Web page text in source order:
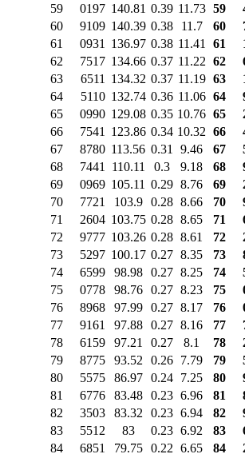
59
0197 140.81 0.39 11.73 59
60
9109 140.39 0.38 11.7 60
61
0931 136.97 0.38 11.41 61
62
7517 134.66 0.37 11.22 62
63
6511 134.32 0.37 11.19 63
64
5110 132.74 0.36 11.06 64
65
0990 129.08 0.35 10.76 65
66
7541 123.86 0.34 10.32 66
67
8780 113.56 0.31 9.46 67
68
7441 110.11 0.3 9.18 68
69
0969 105.11 0.29 8.76 69
70
7721 103.9 0.28 8.66 70
71
2604 103.75 0.28 8.65 71
72
9777 103.26 0.28 8.61 72
73
5297 100.17 0.27 8.35 73
74
6599 98.98 0.27 8.25 74
75
0778 98.76 0.27 8.23 75
76
8968 97.99 0.27 8.17 76
77
9161 97.88 0.27 8.16 77
78
6159 97.21 0.27 8.1 78
79
8775 93.52 0.26 7.79 79
80
5575 86.97 0.24 7.25 80
81
6776 83.48 0.23 6.96 81
82
3503 83.32 0.23 6.94 82
83
5512 83 0.23 6.92 83
84
6851 79.75 0.22 6.65 84